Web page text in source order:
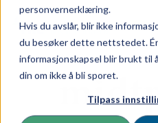
personvernerklæring.
Hvis du avslår, blir ikke
du besøker dette nettstedet.
informasjonskapsel blir brukt til
din om ikke å bli sporet.
Tilpass